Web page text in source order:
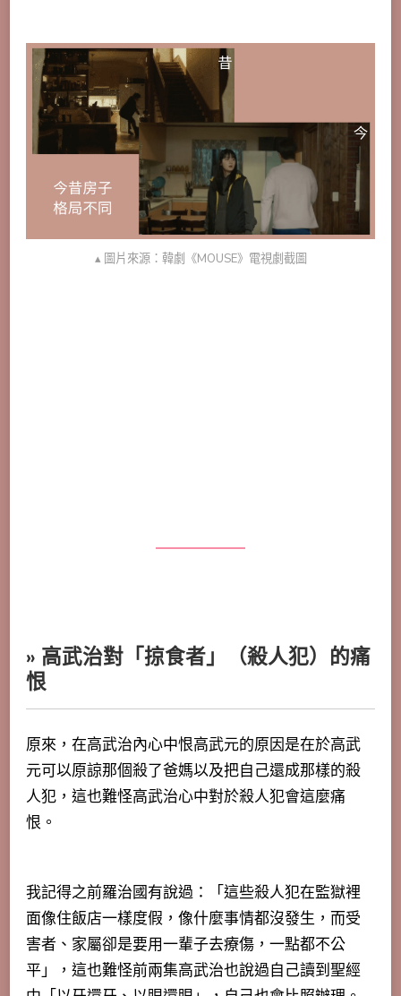
▴ 圖片來源：韓劇《MOUSE》電視劇截圖
» 高武治對「掠食者」（殺人犯）的痛
恨
原來，在高武治內心中恨高武元的原因是在於高武
元可以原諒那個殺了爸媽以及把自己還成那樣的殺
人犯，這也難怪高武治心中對於殺人犯會這麼痛
恨。
我記得之前羅治國有說過：「這些殺人犯在監獄裡
面像住飯店一樣度假，像什麼事情都沒發生，而受
害者、家屬卻是要用一輩子去療傷，一點都不公
平」，這也難怪前兩集高武治也說過自己讀到聖經